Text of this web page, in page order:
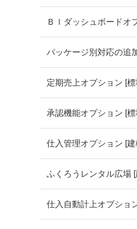
ＢＩダッシュボードオ
パッケージ別対応の追
定期売上オプション [
承認機能オプション [
仕入管理オプション [
ふくろうレンタル広場
仕入自動計上オプショ